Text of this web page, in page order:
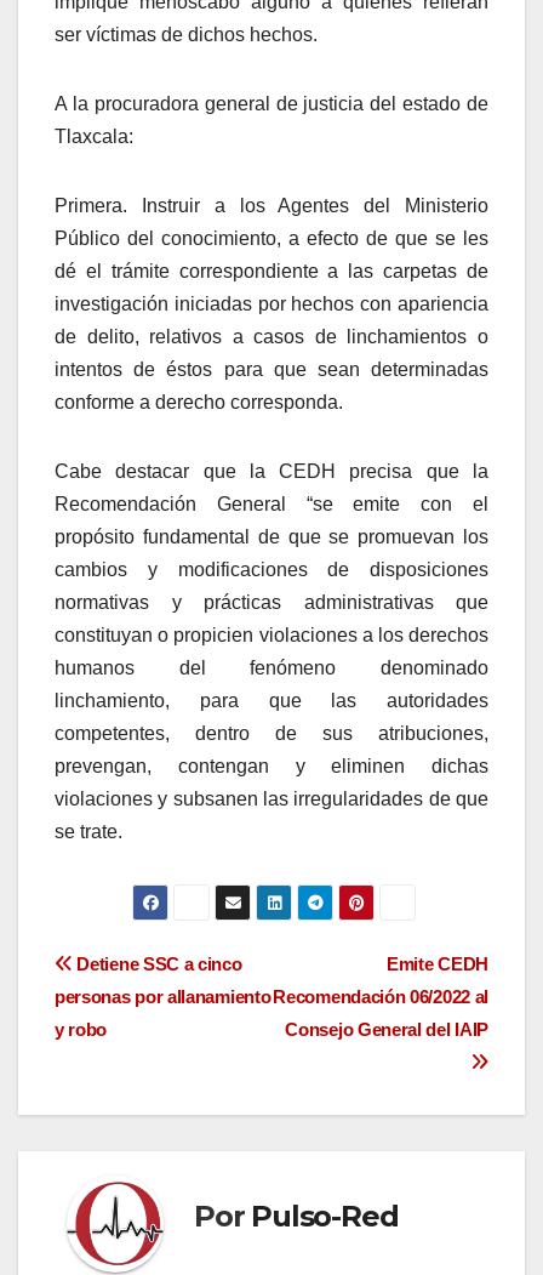
ser víctimas de dichos hechos.
A la procuradora general de justicia del estado de
Tlaxcala:
Primera.
Instruir a los Agentes del Ministerio
Público del conocimiento, a efecto de que se les
dé el trámite correspondiente a las carpetas de
investigación iniciadas por hechos con apariencia
de delito, relativos a casos de linchamientos o
intentos de éstos para que sean determinadas
conforme a derecho corresponda.
Cabe destacar que la CEDH precisa que la
Recomendación General “se emite con el
propósito fundamental de que se promuevan los
cambios y modificaciones de disposiciones
normativas y prácticas administrativas que
constituyan o propicien violaciones a los derechos
humanos del fenómeno denominado
linchamiento, para que las autoridades
competentes, dentro de sus atribuciones,
prevengan, contengan y eliminen dichas
violaciones y subsanen las irregularidades de que
se trate.
Navegación
de
Emite CEDH
Recomendación 06/2022 al
Consejo General del IAIP
Detiene SSC a cinco
personas por allanamiento
y robo
Por Pulso-Red